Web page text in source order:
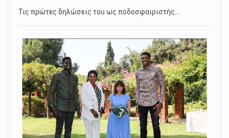
Τις πρώτες δηλώσεις του ως ποδοσφαιριστής…